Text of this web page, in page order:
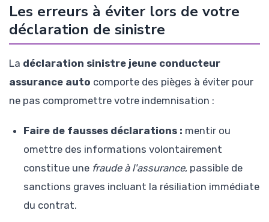
Les erreurs à éviter lors de votre
déclaration de sinistre
La déclaration sinistre jeune conducteur
assurance auto comporte des pièges à éviter pour
ne pas compromettre votre indemnisation :
Faire de fausses déclarations : mentir ou
omettre des informations volontairement
constitue une fraude à l'assurance, passible de
sanctions graves incluant la résiliation immédiate
du contrat.